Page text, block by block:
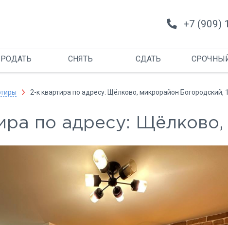
+7 (909)
СНЯТЬ СДАТЬ
2-к квартира по адресу: Щёлково, микрорайон Богородский, 1
по адресу: Щёлково,